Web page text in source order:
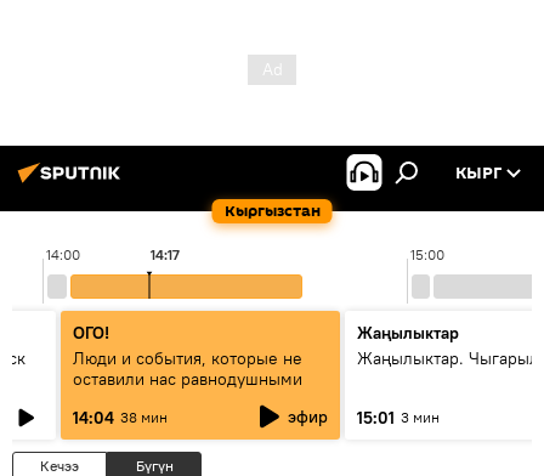
Кыргызстан
КЫРГ
14:00 15:00
14:17
ОГО!
Люди и события, которые не
оставили нас равнодушными
14:04 38 мин эфир
Жаңылыктар
Жаңылыктар.
15:01 3 мин
Кечээ Бүгүн